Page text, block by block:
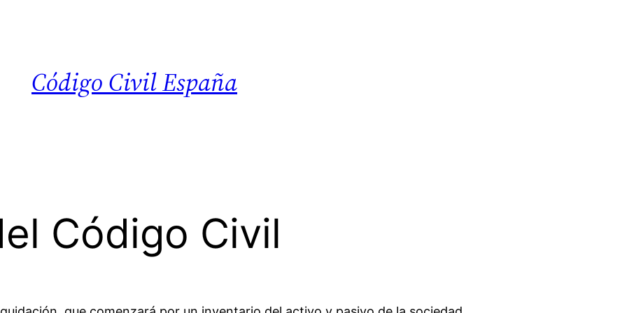
Código Civil España
Código Civil